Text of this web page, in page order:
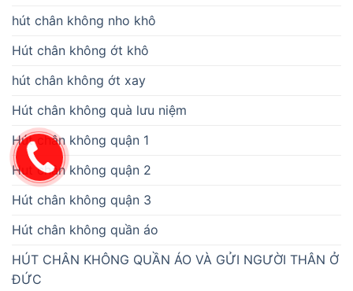
hút chân không nho khô
Hút chân không ớt khô
hút chân không ớt xay
Hút chân không quà lưu niệm
Hút chân không quận 1
Hut chân không quận 2
Hút chân không quận 3
Hút chân không quần áo
HÚT CHÂN KHÔNG QUẦN ÁO VÀ GỬI NGƯỜI THÂN Ở
ĐỨC